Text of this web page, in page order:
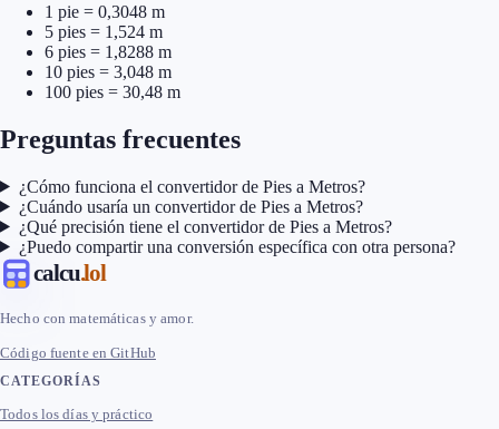
1 pie = 0,3048 m
5 pies = 1,524 m
6 pies = 1,8288 m
10 pies = 3,048 m
100 pies = 30,48 m
Preguntas frecuentes
¿Cómo funciona el convertidor de Pies a Metros?
¿Cuándo usaría un convertidor de Pies a Metros?
¿Qué precisión tiene el convertidor de Pies a Metros?
¿Puedo compartir una conversión específica con otra persona?
calcu.lol
Hecho con matemáticas y amor.
Código fuente en GitHub
CATEGORÍAS
Todos los días y práctico